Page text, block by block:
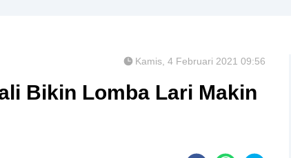
Kamis, 4 Februari 2021 09:56
Bikin Lomba Lari Makin